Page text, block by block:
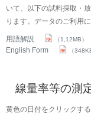
いて、以下の試料採取・
ります。データのご利用
用語解説 （1,12MB）
English Form （
線量率等の測
黄色の日付をクリックす